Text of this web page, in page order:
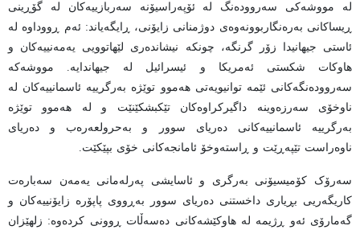
لە مووشەکی سەروودەنگ لە ئۆپەراسیۆنە سەربازییەکان لە گۆڕینی
ڕیساکانی بەرەنگاربوونەوەی دوژمنانی زایۆنی، ڕایگەیاند: ئەم ڕووداوە لە
ئاستی جیهانیدا زۆر گرنگە، چونکە نیشاندەری لێهاتوویی یەمەنییەکان و
هاوکات شکستی ئەمریکا و ئیسرائیل لە جیهاندایە. مووشەکە
سەروودەنگەکانی ئێمە توانیویەتی هەموو توێژە بەرگرییە ئاسمانییەکان لە
ناوخۆی سەرزەوینە داگیرکراوەکان تێکبشکێنێت و لە هەموو توێژە
بەرگرییە ئاسمانییەکانی دەریای سوور و بەحرولعەرەب و دەریای
ناوەراست تێپەڕێت و ڕاستەوخۆ ئامانجەکانی خۆی بپێکێت.
سەرۆک کۆمیسیۆنی بەرگری و ئاسایشی پەرلەمانی یەمەن سەبارەت
کاریگەریی بڕیاری داخستنی دەریای سوور بەڕووی پاپۆرە زایۆنییەکان و
گەمارۆی ئەو ڕژیمە لە هاوکێشەکانی دەسەڵات ڕوونی کردەوە: زلهێزان